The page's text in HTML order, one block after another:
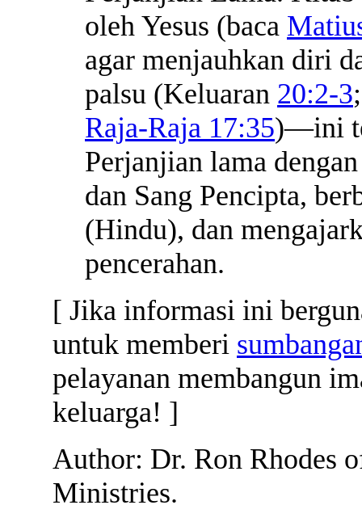
oleh Yesus (baca
agar menjauhkan diri
palsu (Keluaran 20:2-3
Raja-Raja 17:35)—ini
Perjanjian lama
dan Sang Pencipta,
(Hindu), dan
pencerahan.
[ Jika informasi ini
untuk memberi
pelayanan membangun
keluarga! ]
Author: Dr. Ron Rhodes
Ministries.